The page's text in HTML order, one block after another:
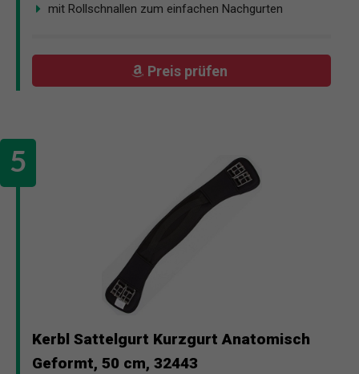
mit Rollschnallen zum einfachen Nachgurten
Preis prüfen
Kerbl Sattelgurt Kurzgurt Anatomisch
Geformt, 50 cm, 32443